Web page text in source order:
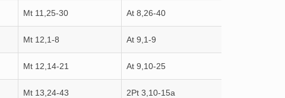
Mt 11,25-30 At 8,26-40
Mt 12,1-8 At 9,1-9
Mt 12,14-21 At 9,10-25
Mt 13,24-43 2Pt 3,10-15a